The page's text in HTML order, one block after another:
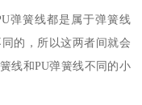
弹簧线都是属于弹簧线
的，所以这两者间就会
线和PU弹簧线不同的小